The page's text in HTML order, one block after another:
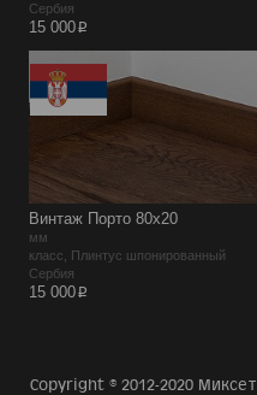
Сербия
15 000p
Винтаж Порто 80х20
мм
класс, Плинтус шпонированный
Сербия
15 000p
Copyright © 2012-2020 Миксет